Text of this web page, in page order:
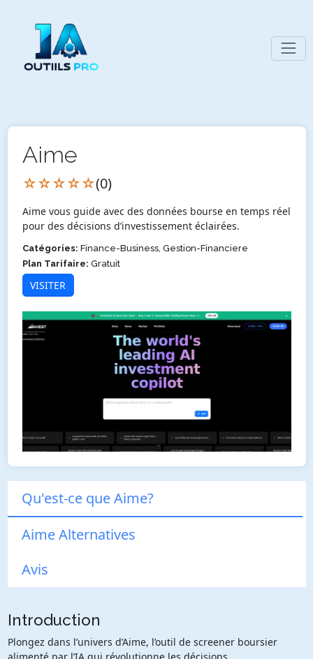
Aime
☆☆☆☆☆(0)
Aime vous guide avec des données bourse en temps réel
pour des décisions d’investissement éclairées.
Catégories: Finance-Business, Gestion-Financiere
Plan Tarifaire: Gratuit
VISITER
Qu'est-ce que Aime?
Aime Alternatives
Avis
Introduction
Plongez dans l’univers d’Aime, l’outil de screener boursier